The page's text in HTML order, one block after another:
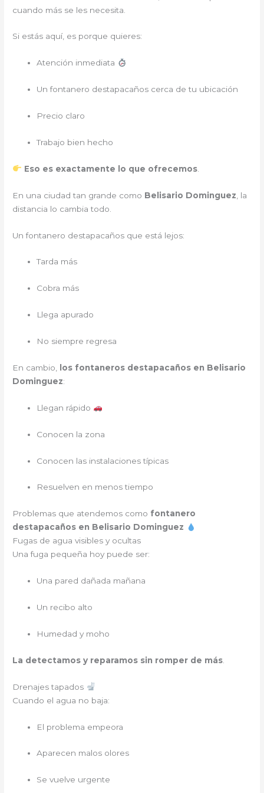
cuando más se les necesita.
Si estás aquí, es porque quieres:
Atención inmediata
Un fontanero destapacaños cerca de tu ubicación
Precio claro
Trabajo bien hecho
Eso es exactamente lo que ofrecemos.
En una ciudad tan grande como Belisario Dominguez , la
distancia lo cambia todo.
Un fontanero destapacaños que está lejos:
Tarda más
Cobra más
Llega apurado
No siempre regresa
En cambio,
los fontaneros destapacaños en Belisario
Dominguez:
Llegan rápido
Conocen la zona
Conocen las instalaciones típicas
Resuelven en menos tiempo
Problemas que atendemos como fontanero
destapacaños en Belisario Dominguez
Fugas de agua visibles y ocultas
Una fuga pequeña hoy puede ser:
Una pared dañada mañana
Un recibo alto
Humedad y moho
La detectamos y reparamos sin romper de más
Drenajes tapados
Cuando el agua no baja:
El problema empeora
Aparecen malos olores
Se vuelve urgente